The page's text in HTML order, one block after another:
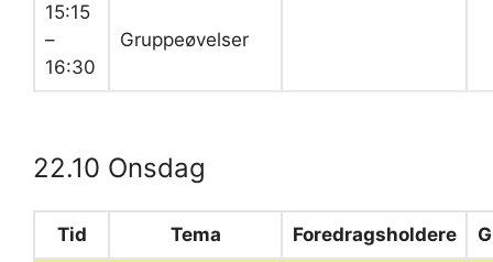
15:15
–
16:30
Gruppeøvelser
22.10 Onsdag
Tid Tema Foredragsholdere